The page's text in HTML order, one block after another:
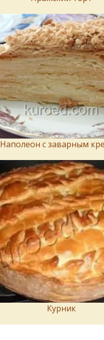
Наполеон с заварным
Курник